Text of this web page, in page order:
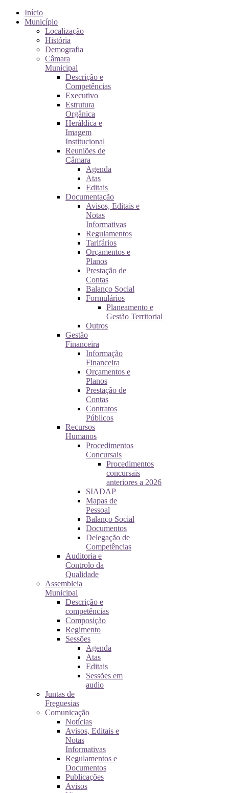
Início
Município
Localização
História
Demografia
Câmara
Municipal
Descrição e
Competências
Executivo
Estrutura
Orgânica
Heráldica e
Imagem
Institucional
Reuniões de
Câmara
Agenda
Atas
Editais
Documentação
Avisos, Editais e
Notas
Informativas
Regulamentos
Tarifários
Orçamentos e
Planos
Prestação de
Contas
Balanço Social
Formulários
Planeamento e
Gestão Territorial
Outros
Gestão
Financeira
Informação
Financeira
Orçamentos e
Planos
Prestação de
Contas
Contratos
Públicos
Recursos
Humanos
Procedimentos
Concursais
Procedimentos
concursais
anteriores a 2026
SIADAP
Mapas de
Pessoal
Balanço Social
Documentos
Delegação de
Competências
Auditoria e
Controlo da
Qualidade
Assembleia
Municipal
Descrição e
competências
Composição
Regimento
Sessões
Agenda
Atas
Editais
Sessões em
audio
Juntas de
Freguesias
Comunicação
Notícias
Avisos, Editais e
Notas
Informativas
Regulamentos e
Documentos
Publicações
Avisos